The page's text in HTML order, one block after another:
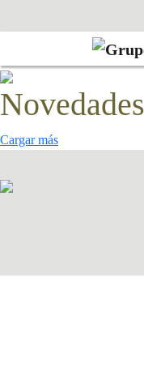
Novedades
Cargar más